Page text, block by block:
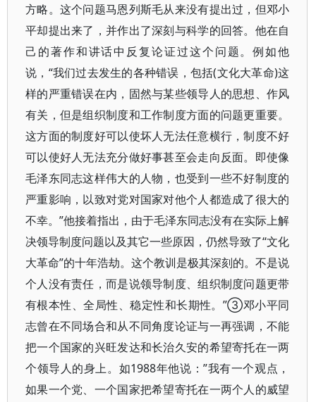
方略。这个问题马恩列斯毛从来没有提出过，但邓小
平却提出来了，并作出了深刻与科学的回答。他在自
己的著作和讲话中反复论证过这个问题。例如他
说，“我们过去发生的各种错误，包括(文化大革命)这
样的严重错误在内，固然与某些领导人的思想、作风
有关，但是组织制度和工作制度方面的问题更重要。
这方面的制度好可以使坏人无法任意横行，制度不好
可以使好人无法充分做好事甚至会走向反面。即使像
毛泽东同志这样伟大的人物，也受到一些不好制度的
严重影响，以致对党对国家对他个人都造成了很大的
不幸。”他接着指出，由于毛泽东同志没有在实际上解
决领导制度问题以及其它一些原因，仍然导致了“文化
大革命”的十年浩劫。这个教训是极其深刻的。不是说
个人没有责任，而是说领导制度、组织制度问题更带
有根本性、全局性、稳定性和长期性。”③邓小平同
志曾在不同场合和从不同角度论证与一再强调，不能
把一个国家的兴旺发达和长治久安的希望寄托在一两
个领导人的身上。如1988年他说：”我有一个观点，
如果一个党、一个国家把希望寄托在一两个人的威望